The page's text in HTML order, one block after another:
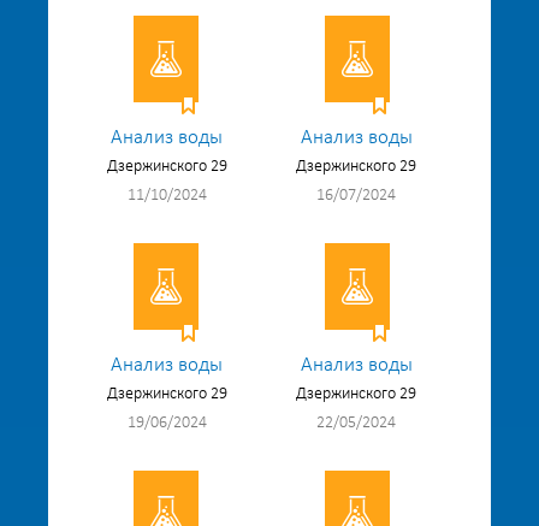
Анализ воды
Дзержинского 29
11/10/2024
Анализ воды
Дзержинского 29
16/07/2024
Анализ воды
Дзержинского 29
19/06/2024
Анализ воды
Дзержинского 29
22/05/2024